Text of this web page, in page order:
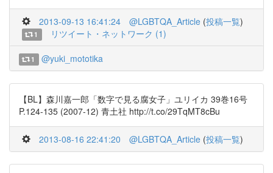
2013-09-13 16:41:24 @LGBTQA_Article (投稿一覧)
1 リツイート・ネットワーク (1)
1 @yuki_mototika
【BL】森川嘉一郎「数字で見る腐女子」ユリイカ 39巻16号
P.124-135 (2007-12) 青土社 http://t.co/29TqMT8cBu
2013-08-16 22:41:20 @LGBTQA_Article (投稿一覧)